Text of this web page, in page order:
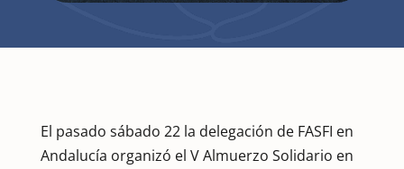
El pasado sábado 22 la delegación de FASFI en
Andalucía organizó el V Almuerzo Solidario en